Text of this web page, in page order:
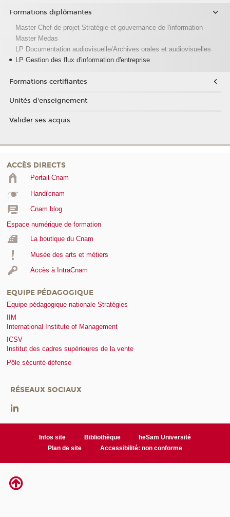
Formations diplômantes
Master Chef de projet Stratégie et gouvernance de l'information
Master Medas
LP Documentation audiovisuelle/Archives orales et audiovisuelles
LP Gestion des flux d'information d'entreprise
Formations certifiantes
Unités d'enseignement
Valider ses acquis
ACCÈS DIRECTS
Portail Cnam
Handi'cnam
Cnam blog
Espace numérique de formation
La boutique du Cnam
Musée des arts et métiers
Accès à IntraCnam
EQUIPE PÉDAGOGIQUE
Equipe pédagogique nationale Stratégies
IIM
International Institute of Management
ICSV
Institut des cadres supérieures de la vente
Pôle sécurité-défense
RÉSEAUX SOCIAUX
Infos site Bibliothèque
heSam Université
Plan de site
Accessibilité: non conforme